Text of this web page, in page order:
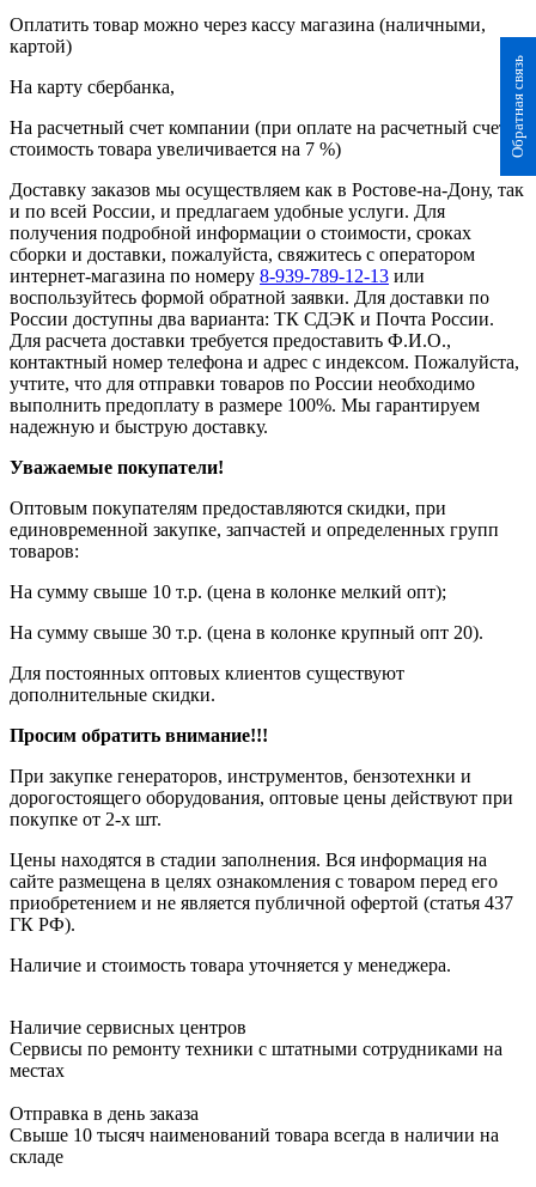
Обратная связь
Оплатить товар можно через кассу магазина (наличными,
картой)
На карту сбербанка,
На расчетный счет компании (при оплате на расчетный счет
стоимость товара увеличивается на 7 %)
Доставку заказов мы осуществляем как в Ростове-на-Дону, так
и по всей России, и предлагаем удобные услуги. Для
получения подробной информации о стоимости, сроках
сборки и доставки, пожалуйста, свяжитесь с оператором
интернет-магазина по номеру 8-939-789-12-13 или
воспользуйтесь формой обратной заявки. Для доставки по
России доступны два варианта: ТК СДЭК и Почта России.
Для расчета доставки требуется предоставить Ф.И.О.,
контактный номер телефона и адрес с индексом. Пожалуйста,
учтите, что для отправки товаров по России необходимо
выполнить предоплату в размере 100%. Мы гарантируем
надежную и быструю доставку.
Уважаемые покупатели!
Оптовым покупателям предоставляются скидки, при
единовременной закупке, запчастей и определенных групп
товаров:
На сумму свыше 10 т.р. (цена в колонке мелкий опт);
На сумму свыше 30 т.р. (цена в колонке крупный опт 20).
Для постоянных оптовых клиентов существуют
дополнительные скидки.
Просим обратить внимание!!!
При закупке генераторов, инструментов, бензотехнки и
дорогостоящего оборудования, оптовые цены действуют при
покупке от 2-х шт.
Цены находятся в стадии заполнения. Вся информация на
сайте размещена в целях ознакомления с товаром перед его
приобретением и не является публичной офертой (статья 437
ГК РФ).
Наличие и стоимость товара уточняется у менеджера.
Наличие сервисных центров
Сервисы по ремонту техники с штатными сотрудниками на
местах
Отправка в день заказа
Свыше 10 тысяч наименований товара всегда в наличии на
складе